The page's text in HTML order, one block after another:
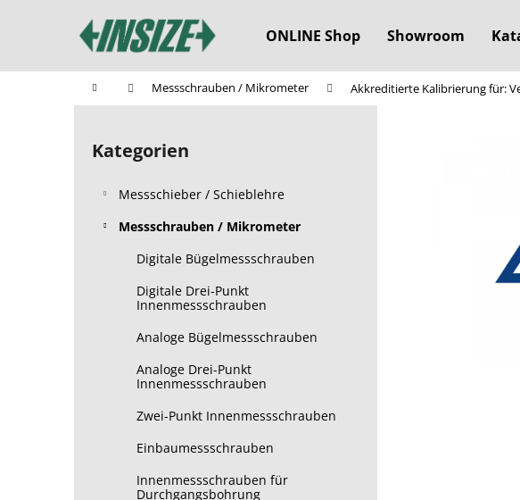
ONLINE Shop Showroom
StartseiteMessschrauben / Mikrometer Akkreditierte Kalibrierung für:
S
Kategorien
überspringen
Kategorien
Messschieber / Schieblehre
Messschrauben / Mikrometer
Digitale Bügelmessschrauben
Digitale Drei-Punkt
Innenmessschrauben
Analoge Bügelmessschrauben
Analoge Drei-Punkt
Innenmessschrauben
Zwei-Punkt Innenmessschrauben
Einbaumessschrauben
Innenmessschrauben für
Durchgangsbohrung
e
Zurück
zum
Zurück
zum
Was
Wir